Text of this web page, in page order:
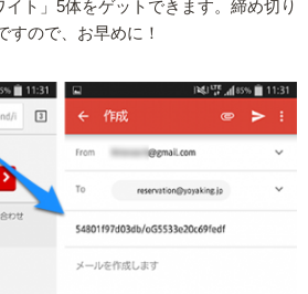
ト」5体をゲットできます。締め切り
すので、お早めに！